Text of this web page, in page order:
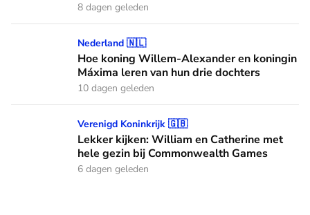
8 dagen geleden
Hoe koning Willem-Alexander en koningin Máxima leren
Nederland 🇳🇱
Hoe koning Willem-Alexander en koningin
Máxima leren van hun drie dochters
10 dagen geleden
Lekker kijken: William en Catherine met hele gezin bij
Verenigd Koninkrijk 🇬🇧
Lekker kijken: William en Catherine met
hele gezin bij Commonwealth Games
6 dagen geleden